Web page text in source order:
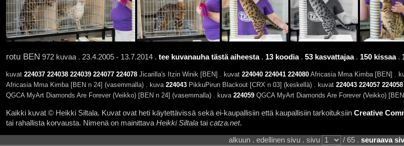
rotu BEN 972 kuvaa . 23.4.2005 - 13.7.2014 . tee kuvanauha tästä aiheesta. 13 koodia. 53 kasvattajaa. 150 kissaa.
kuvat 224037 224038 224039 224077 224078Jicarilla's Itzin Winik [BEN] . kuvat 224040 224041 224080Africasia Mma Kimba [BEN] .
Africasia Mma Kimba [BEN n 24] (vasemmalla) . kuva 224043PikkuPirun Blackout [CRX n 03] (keskellä) . kuvat 224043 224057 224058
QGCA MyArt Diamonds Are Forever (Veikko) [BEN n 24] (vasemmalla) . kuva 224059QGCA MyArt Diamonds Are Forever (Veikko)
Kaikki kuvat © Heikki Siltala. Kuvat ovat heti käytettävissä sekä ei-kaupallisiin että kaupallisiin tarkoituksiin Creative
tai rahallista korvausta. Nimenä on mainittava Heikki Siltalatai catza.net.
alkuun . edellinen sivu . sivu / 65 . seuraava